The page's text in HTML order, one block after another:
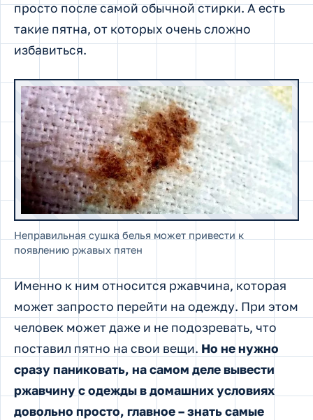
просто после самой обычной стирки. А есть
такие пятна, от которых очень сложно
избавиться.
Неправильная сушка белья может привести к
появлению ржавых пятен
Именно к ним относится ржавчина, которая
может запросто перейти на одежду. При этом
человек может даже и не подозревать, что
поставил пятно на свои вещи. Но не нужно
сразу паниковать, на самом деле вывести
ржавчину с одежды в домашних условиях
довольно просто, главное – знать самые